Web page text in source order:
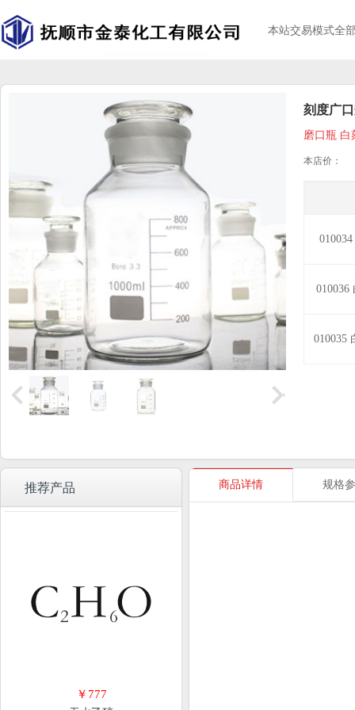
本站交易模式全
刻度广
磨口瓶 白
本店价：
010036
010035
推荐产品
￥777
商品详情 规格